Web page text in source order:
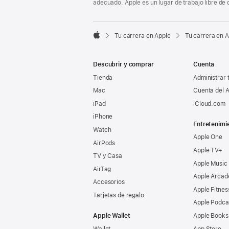
adecuado. Apple es un lugar de trabajo libre de

Tu carrera en Apple Tu carrera en
Descubrir y comprar
Tienda
Mac
iPad
iPhone
Watch
AirPods
TV y Casa
AirTag
Accesorios
Tarjetas de regalo
Apple Wallet
Cuenta
Administrar
Cuenta del
iCloud.com
Apple One
Apple TV+
Apple Music
Apple
Apple
Apple
Apple Books